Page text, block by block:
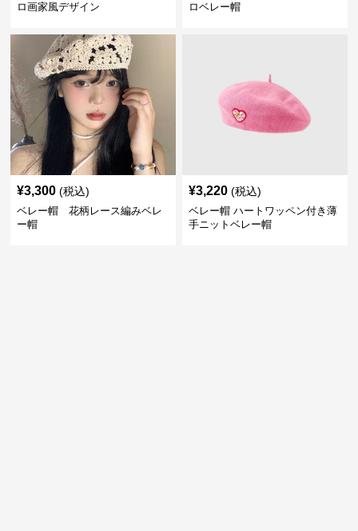
ロ画家風デザイン
ロベレー帽
¥3,300 (税込)
ベレー帽 花柄レース編みベレ
ー帽
¥3,220 (税込)
ベレー帽 ハートワッペン付き薄
手ニットベレー帽